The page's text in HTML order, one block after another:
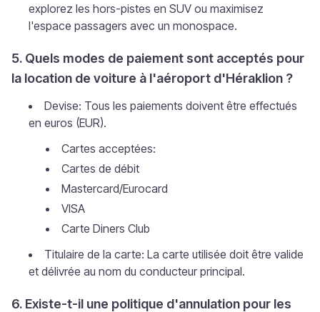
explorez les hors-pistes en SUV ou maximisez
l'espace passagers avec un monospace.
5. Quels modes de paiement sont acceptés pour
la location de voiture à l'aéroport d'Héraklion ?
Devise: Tous les paiements doivent être effectués
en euros (EUR).
Cartes acceptées:
Cartes de débit
Mastercard/Eurocard
VISA
Carte Diners Club
Titulaire de la carte: La carte utilisée doit être valide
et délivrée au nom du conducteur principal.
6. Existe-t-il une politique d'annulation pour les